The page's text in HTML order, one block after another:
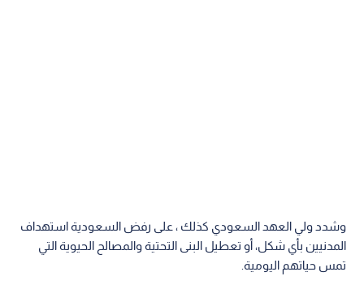
وشدد ولي العهد السعودي كذلك ، على رفض السعودية استهداف
المدنيين بأي شكل، أو تعطيل البنى التحتية والمصالح الحيوية التي
تمس حياتهم اليومية.